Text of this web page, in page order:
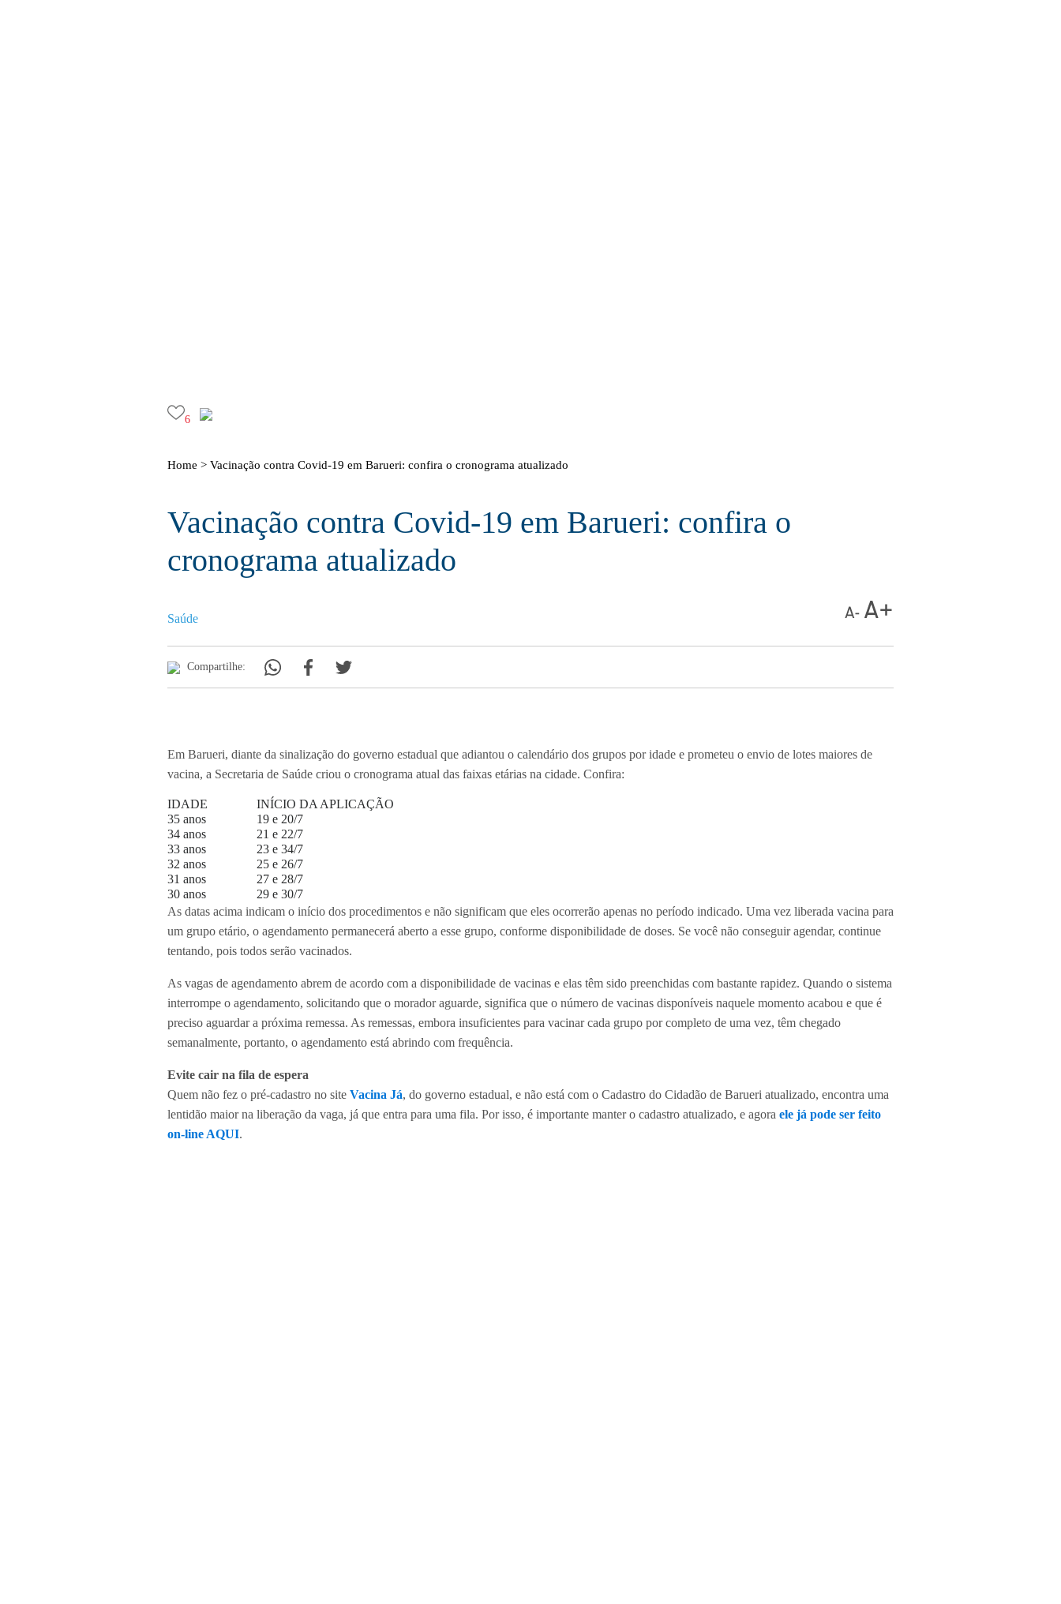
6
Home > Vacinação contra Covid-19 em Barueri: confira o cronograma atualizado
Vacinação contra Covid-19 em Barueri: confira o
cronograma atualizado
Saúde
Compartilhe:
Em Barueri, diante da sinalização do governo estadual que adiantou o calendário dos grupos por idade e prometeu o envio de lotes maiores de
vacina, a Secretaria de Saúde criou o cronograma atual das faixas etárias na cidade. Confira:
IDADE
INÍCIO DA APLICAÇÃO
35 anos
19 e 20/7
34 anos
21 e 22/7
33 anos
23 e 34/7
32 anos
25 e 26/7
31 anos
27 e 28/7
30 anos
29 e 30/7
As datas acima indicam o início dos procedimentos e não significam que eles ocorrerão apenas no período indicado. Uma vez liberada vacina para
um grupo etário, o agendamento permanecerá aberto a esse grupo, conforme disponibilidade de doses. Se você não conseguir agendar, continue
tentando, pois todos serão vacinados.
As vagas de agendamento abrem de acordo com a disponibilidade de vacinas e elas têm sido preenchidas com bastante rapidez. Quando o sistema
interrompe o agendamento, solicitando que o morador aguarde, significa que o número de vacinas disponíveis naquele momento acabou e que é
preciso aguardar a próxima remessa. As remessas, embora insuficientes para vacinar cada grupo por completo de uma vez, têm chegado
semanalmente, portanto, o agendamento está abrindo com frequência.
Evite cair na fila de espera
Quem não fez o pré-cadastro no site Vacina Já, do governo estadual, e não está com o Cadastro do Cidadão de Barueri atualizado, encontra uma
lentidão maior na liberação da vaga, já que entra para uma fila. Por isso, é importante manter o cadastro atualizado, e agora ele já pode ser feito
on-line AQUI.